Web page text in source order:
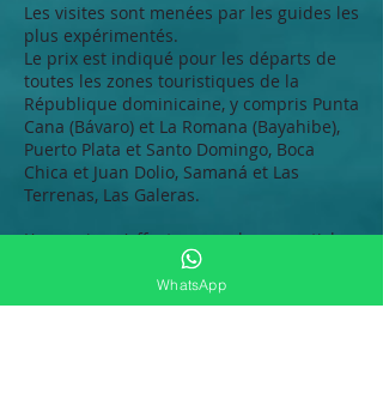
Les visites sont menées par les guides les
plus expérimentés.
Le prix est indiqué pour les départs de
toutes les zones touristiques de la
République dominicaine, y compris Punta
Cana (Bávaro) et La Romana (Bayahibe),
Puerto Plata et Santo Domingo, Boca
Chica et Juan Dolio, Samaná et Las
Terrenas, Las Galeras.
L'excursion s'effectue avec le ressenti, le
sens et votre disposition, au plus près
d'un individu (VIP).
Les boissons non alcoolisées, le meilleur
WhatsApp